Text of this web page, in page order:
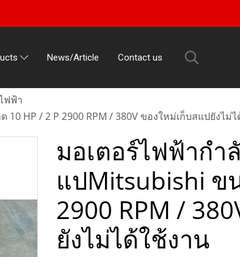
News/Article Contact us
ฟฟ้า
HP / 2 P 2900 RPM / 380V ของใหม่เก็บสแปยังไม่
มอเตอร์ไฟฟ้ากำ
แปMitsubishi ข
2900 RPM /
ยังไม่ได้ใช้งาน